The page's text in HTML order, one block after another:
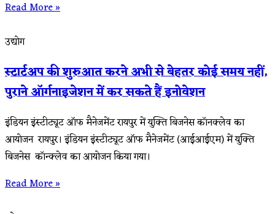
Read More »
उद्योग
स्टार्टअप की शुरुआत करने अभी से बेहतर कोई समय नहीं,
पुराने ऑर्गनाइजेशन में कर सकते हैं इनोवेशन
इंडियन इंस्टीट्यूट ऑफ मैनेजमेंट रायपुर में युक्ति बिजनेस कॉनक्लेव का
आयोजन रायपुर। इंडियन इंस्टीट्यूट ऑफ मैनेजमेंट (आईआईएम) में युक्ति
बिजनेस कॉन्क्लेव का आयोजन किया गया।
Read More »